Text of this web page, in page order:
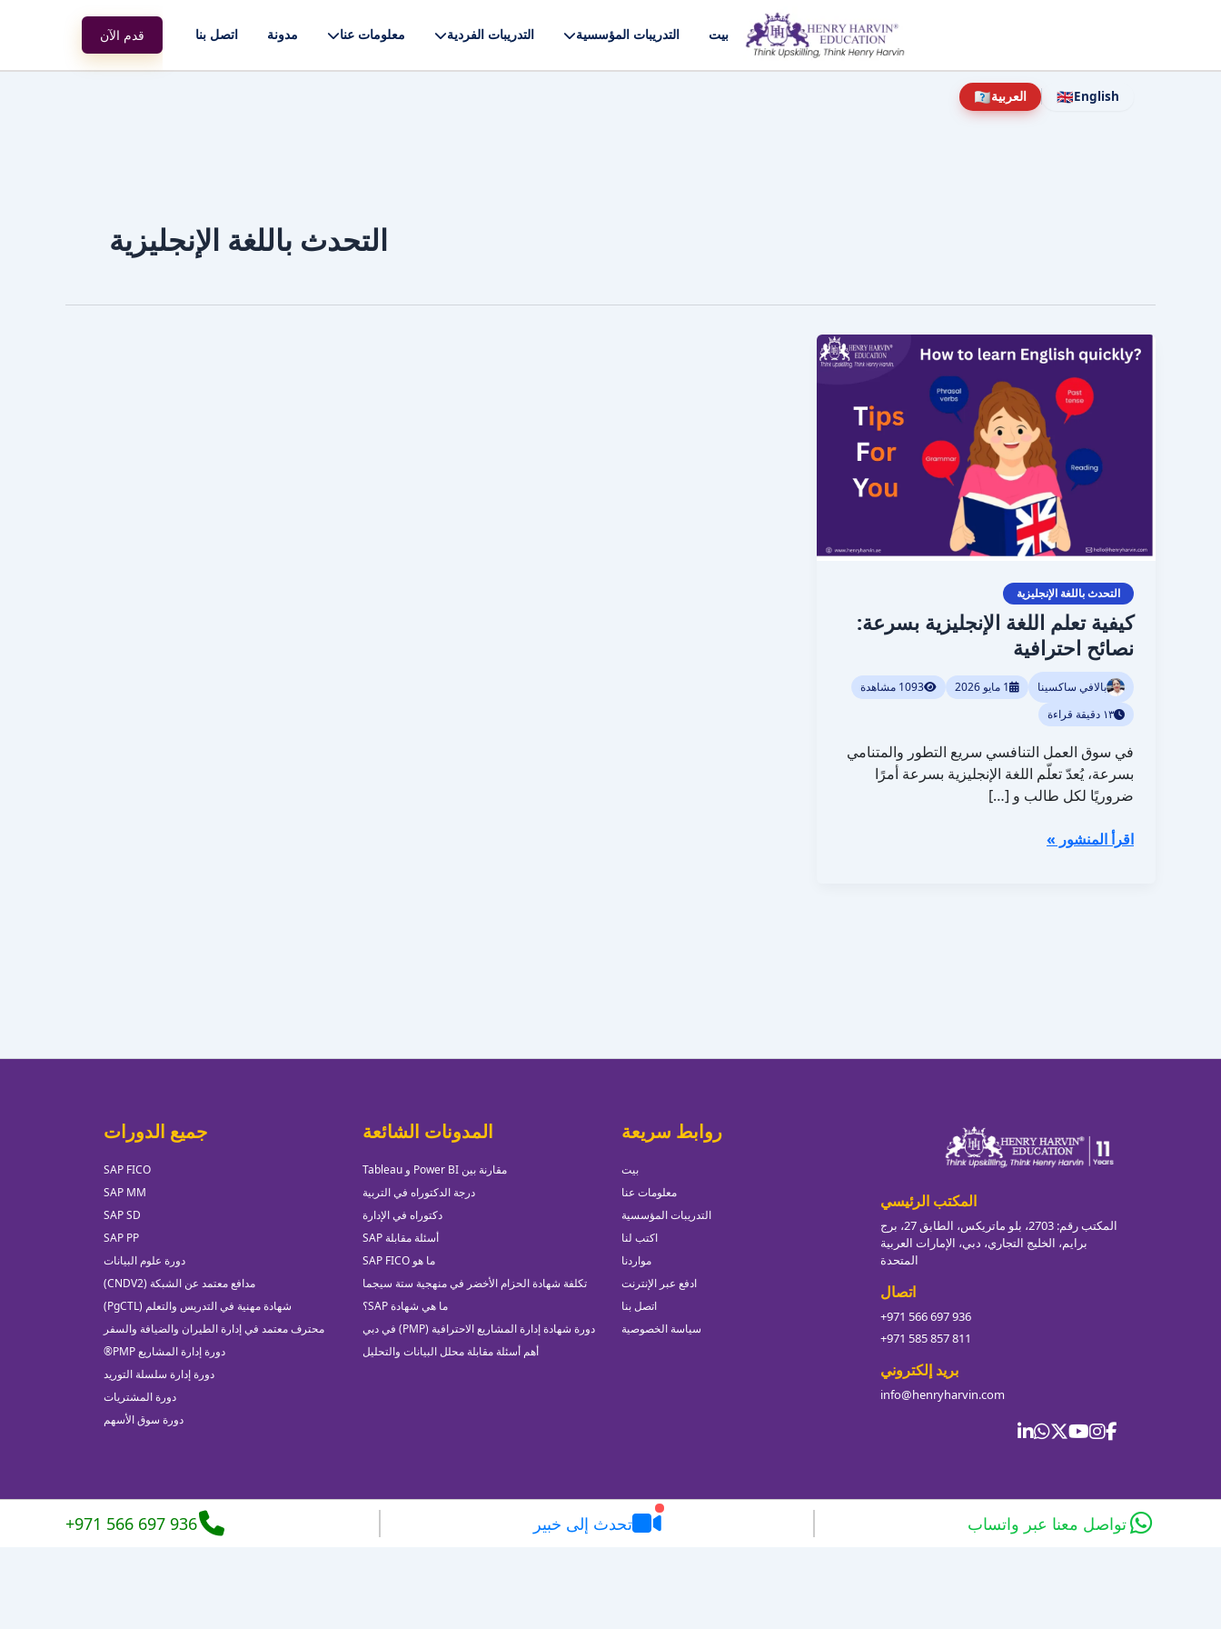
بيت التدريبات المؤسسية التدريبات الفردية معلومات عنا مدونة اتصل بنا قدم الآن
🇦🇦العربية 🇬🇧English
التحدث باللغة الإنجليزية
التحدث باللغة الإنجليزية
كيفية تعلم اللغة الإنجليزية بسرعة:
نصائح احترافية
بالافي ساكسينا 1 مايو 2026
1093 مشاهدة
١٣ دقيقة قراءة
في سوق العمل التنافسي سريع التطور والمتنامي
بسرعة، يُعدّ تعلّم اللغة الإنجليزية بسرعة أمرًا
ضروريًا لكل طالب و […]
كيفية
تعلم
الإنجليزية
احترافية
اقرأ المنشور »
المكتب الرئيسي
المكتب رقم: 2703، بلو ماتريكس، الطابق 27، برج
برايم، الخليج التجاري، دبي، الإمارات العربية
المتحدة
اتصال
+971 566 697 936
+971 585 857 811
بريد إلكتروني
info@henryharvin.com
روابط سريعة
بيت
معلومات عنا
التدريبات المؤسسية
اكتب لنا
مواردنا
ادفع عبر الإنترنت
اتصل بنا
سياسة الخصوصية
المدونات الشائعة
مقارنة بين Power BI و Tableau
درجة الدكتوراه في التربية
دكتوراه في الإدارة
أسئلة مقابلة SAP
ما هو SAP FICO
تكلفة شهادة الحزام الأخضر في منهجية ستة سيجما
ما هي شهادة SAP؟
دورة شهادة إدارة المشاريع الاحترافية (PMP) في دبي
أهم أسئلة مقابلة محلل البيانات والتحليل
جميع الدورات
SAP FICO
SAP MM
SAP SD
SAP PP
دورة علوم البيانات
مدافع معتمد عن الشبكة (CNDV2)
شهادة مهنية في التدريس والتعلم (PgCTL)
محترف معتمد في إدارة الطيران والضيافة والسفر
دورة إدارة المشاريع PMP®
دورة إدارة سلسلة التوريد
دورة المشتريات
دورة سوق الأسهم
تواصل معنا عبر واتساب تحدث إلى خبير +971 566 697 936